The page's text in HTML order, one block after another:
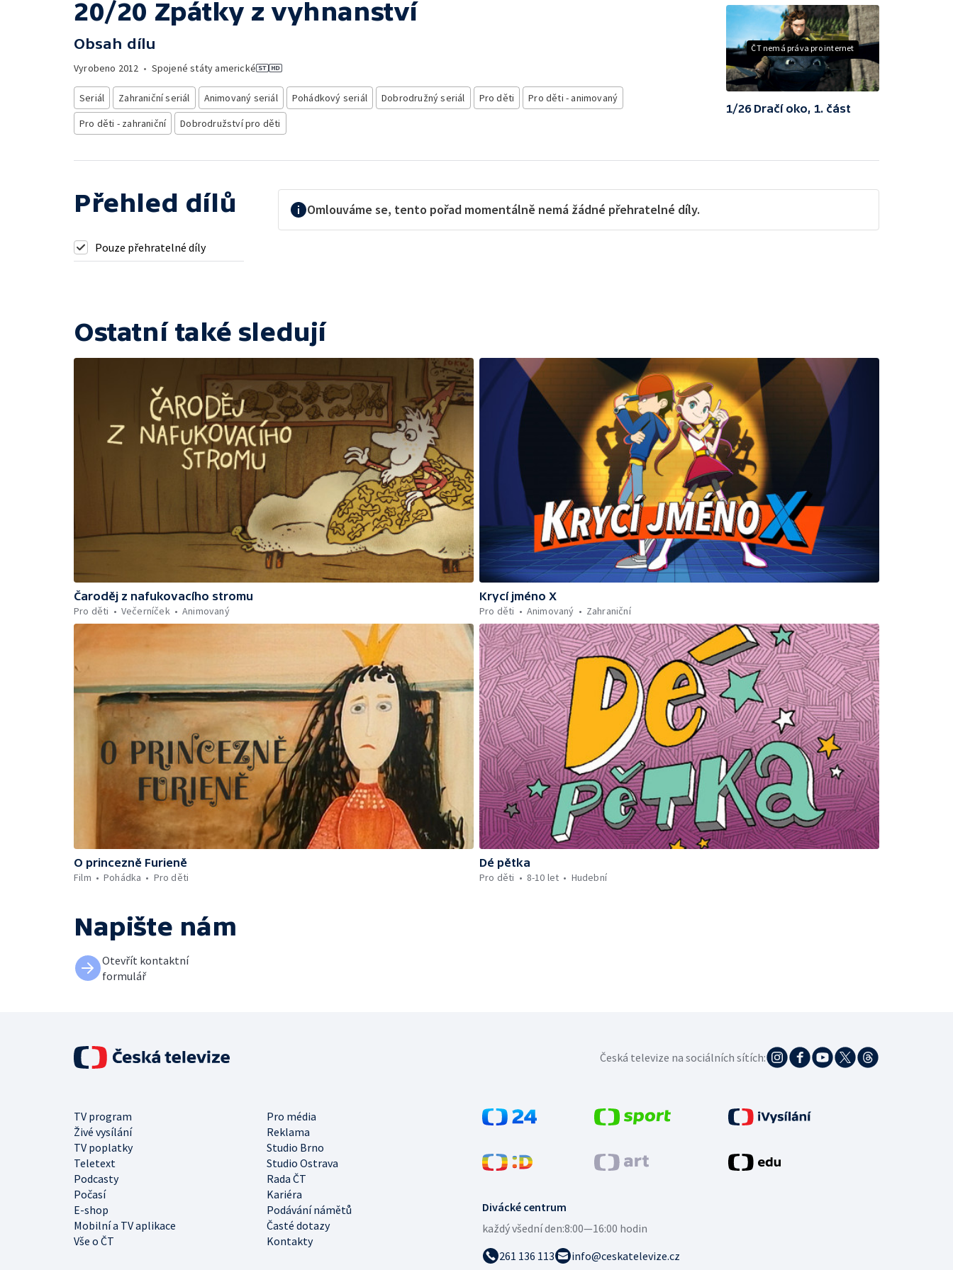
20/20 Zpátky z vyhnanství
Obsah dílu
Vyrobeno 2012 • Spojené státy americké
Seriál Zahraniční seriál Animovaný seriál Pohádkový seriál Dobrodružný seriál Pro děti
Pro děti - animovaný
Pro děti - zahraniční
Dobrodružství pro děti
ČT nemá práva pro internet
1/26 Dračí oko, 1. část
Přehled dílů
Pouze přehratelné díly
Omlouváme se, tento pořad momentálně nemá žádné přehratelné díly.
Ostatní také sledují
Čaroděj z nafukovacího stromu
Pro děti
Večerníček Animovaný
Krycí jméno X
Pro děti
Animovaný Zahraniční
O princezně Furieně
Film
Pohádka Pro děti
Dé pětka
Pro děti
8-10 let Hudební
Napište nám
Otevřít kontaktní
formulář
Divácké centrum
každý všední den:8:00—16:00 hodin
261 136 113
info@ceskatelevize.cz
TV program
Pro média
Živé vysílání
Reklama
TV poplatky
Studio Brno
Teletext
Studio Ostrava
Podcasty
Rada ČT
Počasí
Kariéra
E-shop
Podávání námětů
Mobilní a TV aplikace
Časté dotazy
Vše o ČT
Kontakty
Česká televize na sociálních sítích: